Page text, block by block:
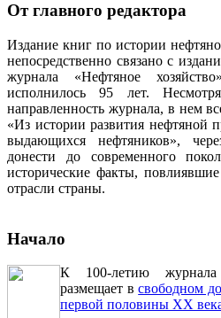
От главного редактора
Издание книг по истории
непосредственно связано с
журнала «Нефтяное
исполнилось 95 лет.
направленность журнала, в нем
«Из истории развития нефтяной
выдающихся нефтяников»,
донести до современного
исторические факты,
отрасли страны.
Начало
К 100-летию
размещает всвободном
первой половины ХХ